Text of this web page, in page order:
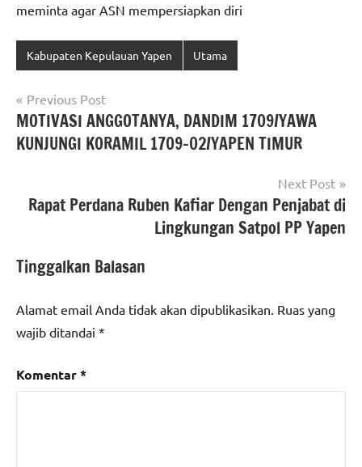
meminta agar ASN mempersiapkan diri
Kabupaten Kepulauan Yapen Utama
Navigasi
pos
Previous Post
MOTIVASI ANGGOTANYA, DANDIM 1709/YAWA
KUNJUNGI KORAMIL 1709-02/YAPEN TIMUR
Next Post
Rapat Perdana Ruben Kafiar Dengan Penjabat di
Lingkungan Satpol PP Yapen
Tinggalkan Balasan
Alamat email Anda tidak akan dipublikasikan. Ruas yang
wajib ditandai *
Komentar*